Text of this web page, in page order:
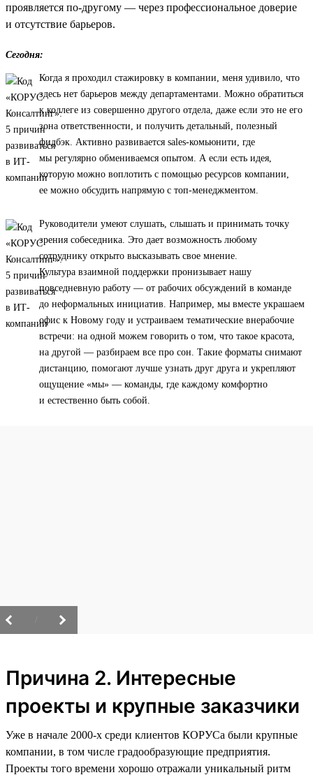
проявляется по-другому — через профессиональное доверие
и отсутствие барьеров.
Сегодня:
Когда я проходил стажировку в компании, меня удивило, что
здесь нет барьеров между департаментами. Можно обратиться
к коллеге из совершенно другого отдела, даже если это не его
зона ответственности, и получить детальный, полезный
фидбэк. Активно развивается sales-комьюнити, где
мы регулярно обмениваемся опытом. А если есть идея,
которую можно воплотить с помощью ресурсов компании,
ее можно обсудить напрямую с топ-менеджментом.
Руководители умеют слушать, слышать и принимать точку
зрения собеседника. Это дает возможность любому
сотруднику открыто высказывать свое мнение.
Культура взаимной поддержки пронизывает нашу
повседневную работу — от рабочих обсуждений в команде
до неформальных инициатив. Например, мы вместе украшаем
офис к Новому году и устраиваем тематические внерабочие
встречи: на одной можем говорить о том, что такое красота,
на другой — разбираем все про сон. Такие форматы снимают
дистанцию, помогают лучше узнать друг друга и укрепляют
ощущение «мы» — команды, где каждому комфортно
и естественно быть собой.
Причина 2. Интересные
проекты и крупные заказчики
Уже в начале 2000-х среди клиентов КОРУСа были крупные
компании, в том числе градообразующие предприятия.
Проекты того времени хорошо отражали уникальный ритм